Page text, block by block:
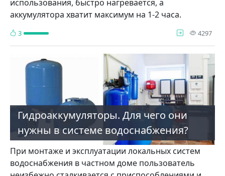
использования, быстро нагревается, а
аккумулятора хватит максимум на 1-2 часа.
3 4297
Гидроаккумуляторы. Для чего они
нужны в системе водоснабжения?
При монтаже и эксплуатации локальных систем
водоснабжения в частном доме пользователь